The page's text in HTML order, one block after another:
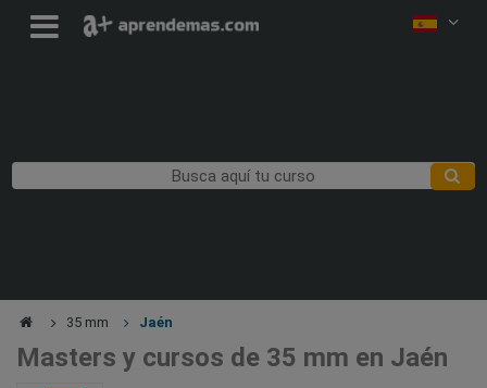
35 mm Jaén
Masters y cursos de 35 mm en Jaén